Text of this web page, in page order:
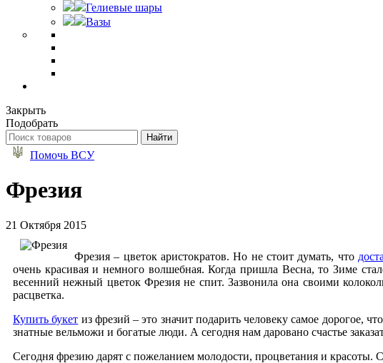
Гелиевые шары
Вазы
Закрыть
Подобрать
Помочь ВСУ
Фрезия
21 Октября 2015
Фрезия – цветок аристократов. Но не стоит думать, что
очень красивая и немного волшебная. Когда пришла Весна, то Зиме
весенний нежный цветок Фрезия не спит. Зазвонила она своими
расцветка.
Купить букет из фрезий – это значит подарить человеку самое дорогое,
знатные вельможи и богатые люди. А сегодня нам даровано счастье
Сегодня фрезию дарят с пожеланием молодости, процветания и